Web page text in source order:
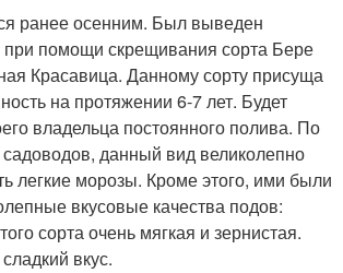
ранее осенним. Был выведен
при помощи скрещивания сорта Бере
Красавица. Данному сорту присуща
на протяжении 6-7 лет. Будет
владельца постоянного полива. По
данный вид великолепно
легкие морозы. Кроме этого, ими были
вкусовые качества подов:
сорта очень мягкая и зернистая.
вкус.